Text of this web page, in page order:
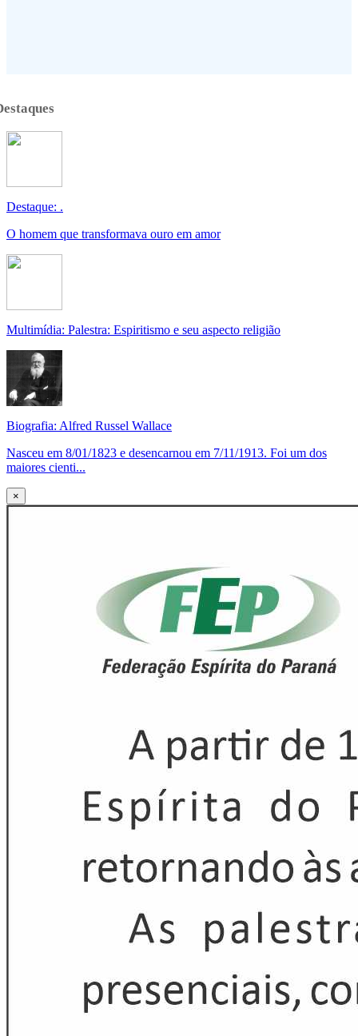
Destaque: .
O homem que transformava ouro em amor
Multimídia: Palestra: Espiritismo e seu aspecto religião
Biografia: Alfred Russel Wallace
Nasceu em 8/01/1823 e desencarnou em 7/11/1913. Foi um dos
maiores cienti...
×